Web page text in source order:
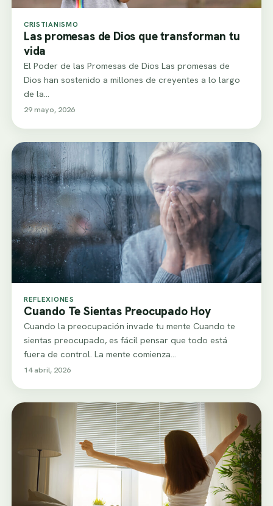
CRISTIANISMO
Las promesas de Dios que transforman tu
vida
El Poder de las Promesas de Dios Las promesas de
Dios han sostenido a millones de creyentes a lo largo
de la…
29 mayo, 2026
REFLEXIONES
Cuando Te Sientas Preocupado Hoy
Cuando la preocupación invade tu mente Cuando te
sientas preocupado, es fácil pensar que todo está
fuera de control. La mente comienza…
14 abril, 2026